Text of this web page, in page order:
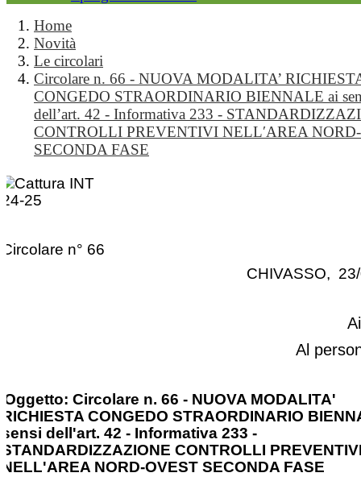
Home
Novità
Le circolari
Circolare n. 66 - NUOVA MODALITA’
CONGEDO STRAORDINARIO BIENNALE ai
dell’art. 42 - Informativa 233 -
CONTROLLI PREVENTIVI NELL′AREA
SECONDA FASE
Circolare n° 66
CHIVASSO,
Al
Oggetto: Circolare n. 66 - NUOVA MODALITA'
RICHIESTA CONGEDO STRAORDINARIO
sensi dell'art. 42 - Informativa 233 -
STANDARDIZZAZIONE CONTROLLI
NELL'AREA NORD-OVEST SECONDA FASE